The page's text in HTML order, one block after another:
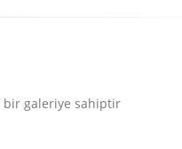
bir galeriye sahiptir